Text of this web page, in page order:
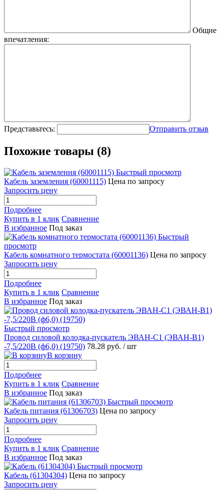
Общие
впечатления:
Представьтесь: Отправить отзыв
Похожие товары (8)
Быстрый просмотр
Кабель заземления (60001115) Цена по запросу
Запросить цену
Подробнее
Купить в 1 клик Сравнение
В избранное Под заказ
Быстрый
просмотр
Кабель комнатного термостата (60001136) Цена по запросу
Запросить цену
Подробнее
Купить в 1 клик Сравнение
В избранное Под заказ
Быстрый просмотр
Провод силовой колодка-пускатель ЭВАН-С1 (ЭВАН-В1)
-7,5/220В (ф6,0) (19750) 78.28 руб. / шт
В корзину
Подробнее
Купить в 1 клик Сравнение
В избранное Под заказ
Быстрый просмотр
Кабель питания (61306703) Цена по запросу
Запросить цену
Подробнее
Купить в 1 клик Сравнение
В избранное Под заказ
Быстрый просмотр
Кабель (61304304) Цена по запросу
Запросить цену